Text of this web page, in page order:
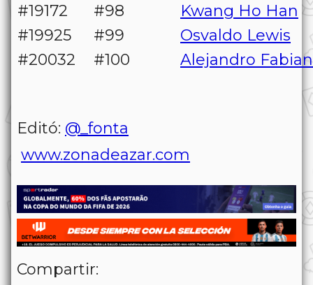
#19172
#98
Kwang Ho Han
#19925
#99
Osvaldo Lewis
#20032
#100 Alejandro
Editó: @_fonta
www.zonadeazar.com
Compartir: